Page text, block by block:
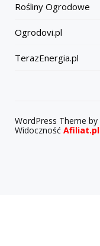
Rośliny Ogrodowe
Ogrodovi.pl
TerazEnergia.pl
WordPress Theme by
Widoczność Afiliat.pl